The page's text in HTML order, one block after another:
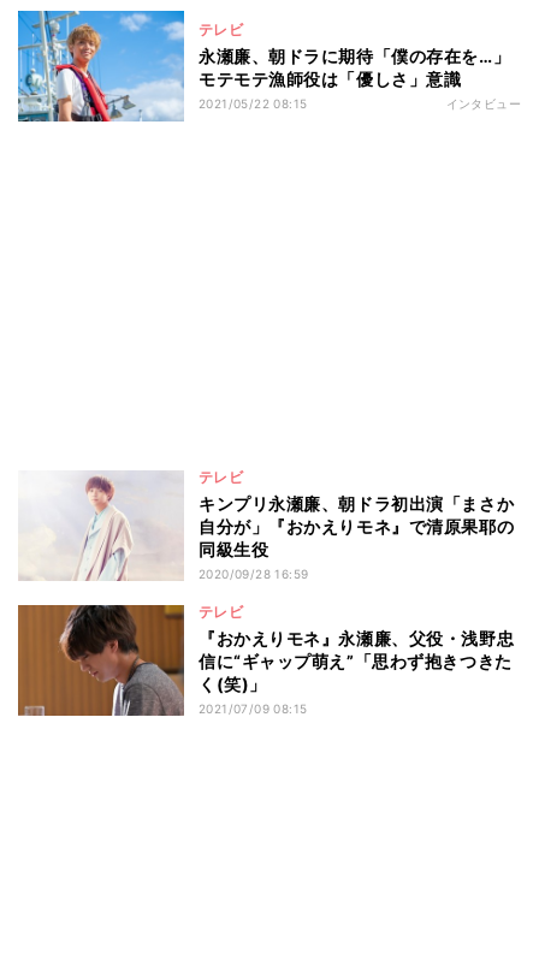
テレビ
永瀬廉、朝ドラに期待「僕の存在を…」
モテモテ漁師役は「優しさ」意識
2021/05/22 08:15 インタビュー
テレビ
キンプリ永瀬廉、朝ドラ初出演「まさか
自分が」『おかえりモネ』で清原果耶の
同級生役
2020/09/28 16:59
テレビ
『おかえりモネ』永瀬廉、父役・浅野忠
信に“ギャップ萌え”「思わず抱きつきた
く(笑)」
2021/07/09 08:15